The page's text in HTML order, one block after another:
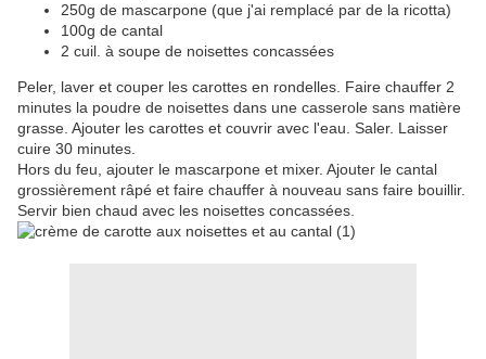
250g de mascarpone (que j'ai remplacé par de la ricotta)
100g de cantal
2 cuil. à soupe de noisettes concassées
Peler, laver et couper les carottes en rondelles. Faire chauffer 2
minutes la poudre de noisettes dans une casserole sans matière
grasse. Ajouter les carottes et couvrir avec l'eau. Saler. Laisser
cuire 30 minutes.
Hors du feu, ajouter le mascarpone et mixer. Ajouter le cantal
grossièrement râpé et faire chauffer à nouveau sans faire bouillir.
Servir bien chaud avec les noisettes concassées.